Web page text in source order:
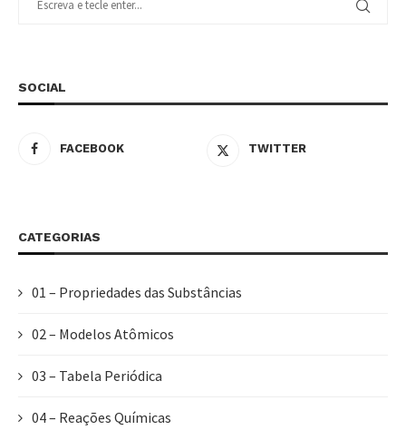
SOCIAL
FACEBOOK TWITTER
CATEGORIAS
01 – Propriedades das Substâncias
02 – Modelos Atômicos
03 – Tabela Periódica
04 – Reações Químicas